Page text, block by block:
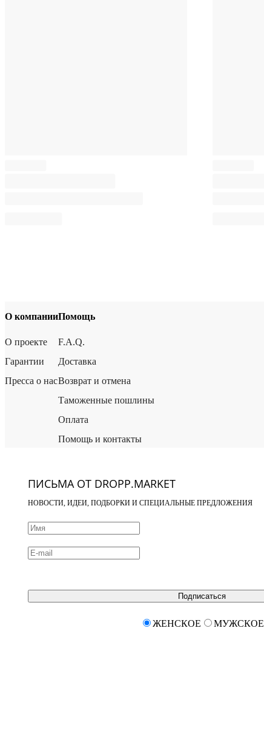
О компании
О проекте
Гарантии
Пресса о нас
Помощь
F.A.Q.
Доставка
Возврат и отмена
Таможенные пошлины
Оплата
Помощь и контакты
ПИСЬМА ОТ DROPP.MARKET
НОВОСТИ, ИДЕИ, ПОДБОРКИ И СПЕЦИАЛЬНЫЕ ПРЕДЛОЖЕНИЯ
Подписаться
ЖЕНСКОЕ МУЖСКОЕ